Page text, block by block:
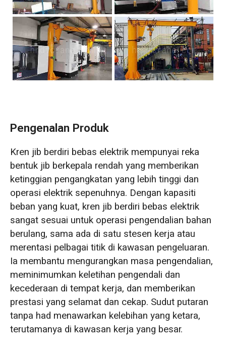
Pengenalan Produk
Kren jib berdiri bebas elektrik mempunyai reka
bentuk jib berkepala rendah yang memberikan
ketinggian pengangkatan yang lebih tinggi dan
operasi elektrik sepenuhnya. Dengan kapasiti
beban yang kuat, kren jib berdiri bebas elektrik
sangat sesuai untuk operasi pengendalian bahan
berulang, sama ada di satu stesen kerja atau
merentasi pelbagai titik di kawasan pengeluaran.
Ia membantu mengurangkan masa pengendalian,
meminimumkan keletihan pengendali dan
kecederaan di tempat kerja, dan memberikan
prestasi yang selamat dan cekap. Sudut putaran
tanpa had menawarkan kelebihan yang ketara,
terutamanya di kawasan kerja yang besar.